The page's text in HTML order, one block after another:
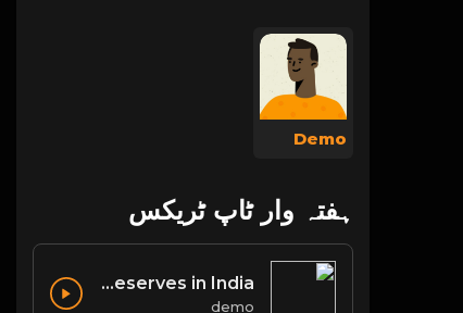
Demo
ہفتہ وار ٹاپ ٹریکس
List of Biosphere Reserves in India
demo